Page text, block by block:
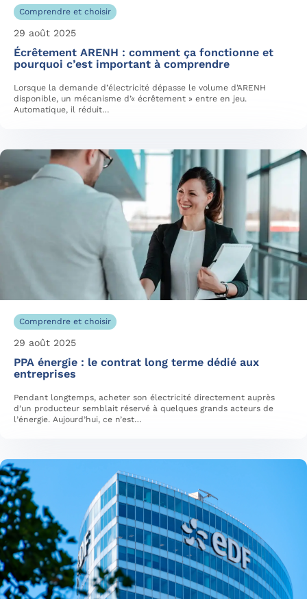
Comprendre et choisir
29 août 2025
Écrêtement ARENH : comment ça fonctionne et
pourquoi c’est important à comprendre
Lorsque la demande d’électricité dépasse le volume d’ARENH
disponible, un mécanisme d’« écrêtement » entre en jeu.
Automatique, il réduit…
Comprendre et choisir
29 août 2025
PPA énergie : le contrat long terme dédié aux
entreprises
Pendant longtemps, acheter son électricité directement auprès
d’un producteur semblait réservé à quelques grands acteurs de
l’énergie. Aujourd’hui, ce n’est…